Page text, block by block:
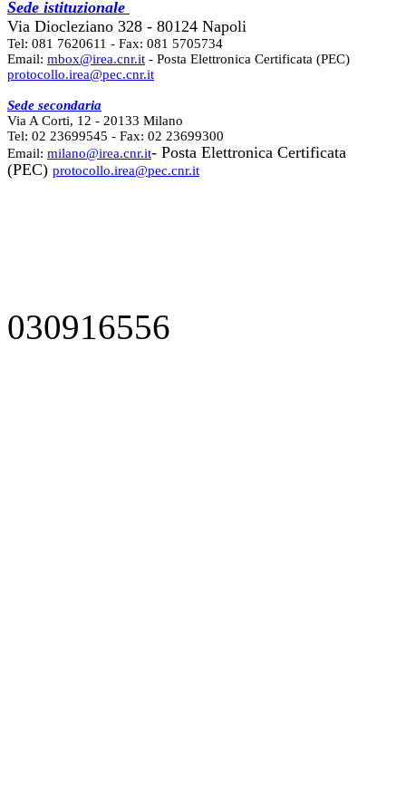
Sede istituzionale
Via Diocleziano 328 - 80124 Napoli
Tel: 081 7620611 - Fax: 081 5705734
Email: mbox@irea.cnr.it - Posta Elettronica Certificata (PEC)
protocollo.irea@pec.cnr.it
Sede secondaria
Via A Corti, 12 - 20133 Milano
Tel: 02 23699545 - Fax: 02 23699300
Email: milano@irea.cnr.it- Posta Elettronica Certificata
(PEC) protocollo.irea@pec.cnr.it
030916556